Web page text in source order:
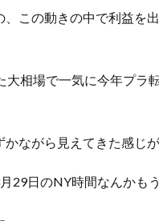
この動きの中で利益を
相場で一気に今年プラ
ながら見えてきた感じが
29日のNY時間なんかも